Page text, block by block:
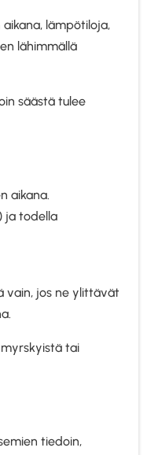
lämpötiloja,
lähimmällä
säästä tulee
aikana.
ja todella
vain, jos ne ylittävät
tai
tiedoin,